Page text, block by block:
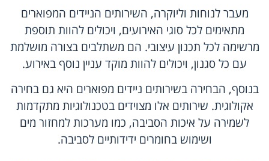
מעבר לנוחות וליוקרה, השירותים הניידים המפוארים
מתאימים לכל סוגי האירועים, ויכולים להוות תוספת
מרשימה לכל תכנון עיצובי. הם משתלבים בצורה מושלמת
עם כל סגנון, ויכולים להוות מוקד עניין נוסף באירוע.
בנוסף, הבחירה בשירותים ניידים מפוארים היא גם בחירה
אקולוגית. שירותים אלו מצוידים בטכנולוגיות מתקדמות
לשמירה על איכות הסביבה, כמו מערכות למחזור מים
ושימוש בחומרים ידידותיים לסביבה.